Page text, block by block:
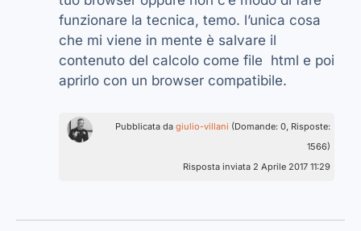
funzionare la tecnica, temo. l’unica cosa
che mi viene in mente è salvare il
contenuto del calcolo come file html e poi
aprirlo con un browser compatibile.
Pubblicata da giulio-villani (Domande: 0, Risposte:
1566)
Risposta inviata 2 Aprile 2017 11:29